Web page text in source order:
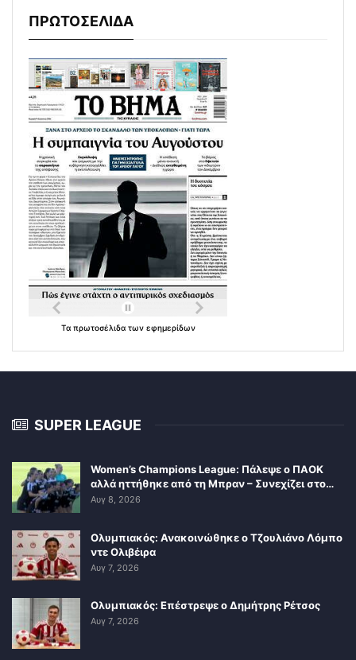
ΠΡΩΤΟΣΕΛΙΔΑ
Τα πρωτοσέλιδα των εφημερίδων
SUPER LEAGUE
Women’s Champions League: Πάλεψε ο ΠΑΟΚ
αλλά ηττήθηκε από τη Μπραν – Συνεχίζει στο…
Αυγ 8, 2026
Ολυμπιακός: Ανακοινώθηκε ο Τζουλιάνο Λόμπο
ντε Ολιβέιρα
Αυγ 7, 2026
Ολυμπιακός: Επέστρεψε ο Δημήτρης Ρέτσος
Αυγ 7, 2026